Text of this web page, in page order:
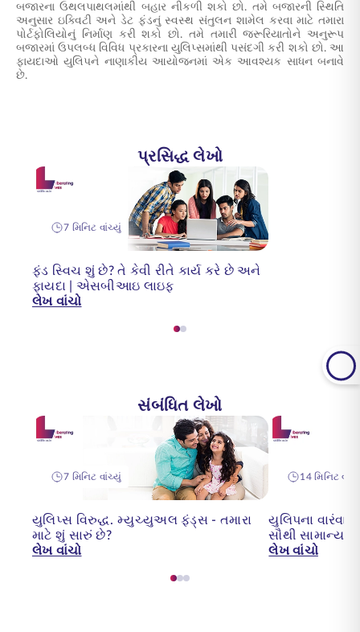
બજારના ઉથલપાથલમાંથી બહાર નીકળી શકો છો. તમે બજારની સ્થિતિ
અનુસાર ઇક્વિટી અને ડેટ ફંડનું સ્વસ્થ સંતુલન શામેલ કરવા માટે તમારા
પોર્ટફોલિયોનું નિર્માણ કરી શકો છો. તમે તમારી જરૂરિયાતોને અનુરૂપ
બજારમાં ઉપલબ્ધ વિવિધ પ્રકારના યુલિપ્સમાંથી પસંદગી કરી શકો છો. આ
ફાયદાઓ યુલિપને નાણાકીય આયોજનમાં એક આવશ્યક સાધન બનાવે
છે.
પ્રસિદ્ધ લેખો
7 મિનિટ વાંચ્યું
ફંડ સ્વિચ શું છે? તે કેવી રીતે કાર્ય કરે છે અને
ફાયદા | એસબીઆઇ લાઇફ
લેખ વાંચો
સંબંધિત લેખો
7 મિનિટ વાંચ્યું
યુલિપ્સ વિરુદ્ધ. મ્યુચ્યુઅલ ફંડ્સ - તમારા
માટે શું સારું છે?
લેખ વાંચો
14 મિનિટ
યુલિપના વારંવાર
સૌથી સામાન્ય
લેખ વાંચો